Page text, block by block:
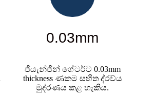
0.03mm
ජියැන්ජින් ගේටර්ට 0.03mm
thickness ණකම සහිත ද්රව්ය
මුද්රණය කළ හැකිය.